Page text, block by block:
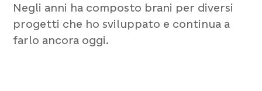
Negli anni ha composto brani per diversi
progetti che ho sviluppato e continua a
farlo ancora oggi.